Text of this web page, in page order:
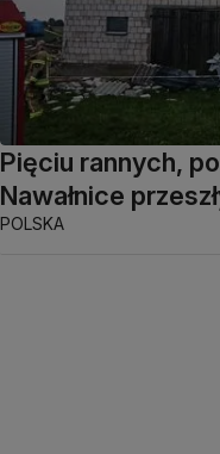
Pięciu rannych,
Nawałnice
POLSKA